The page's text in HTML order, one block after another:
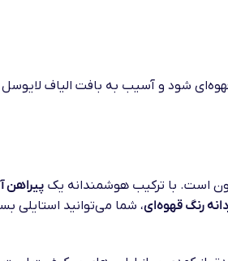
شود و آسیب به بافت الیاف
است. با ترکیب هوشمندانه یک پیراهن
رنگ قهوه‌ای، شما می‌توانید استایلی